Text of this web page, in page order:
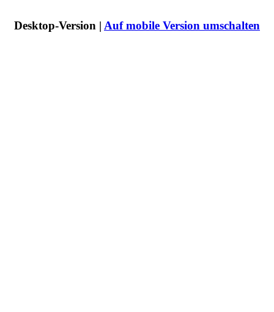
Desktop-Version | Auf mobile Version umschalten